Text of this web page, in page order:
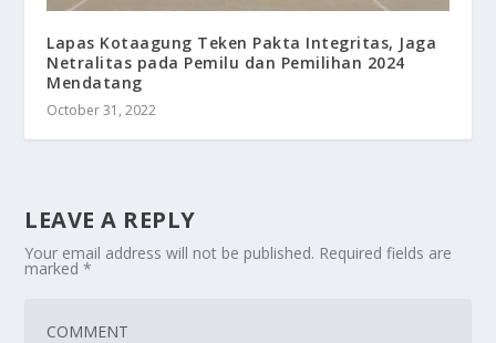
Lapas Kotaagung Teken Pakta Integritas, Jaga
Netralitas pada Pemilu dan Pemilihan 2024
Mendatang
October 31, 2022
LEAVE A REPLY
Your email address will not be published. Required fields are
marked*